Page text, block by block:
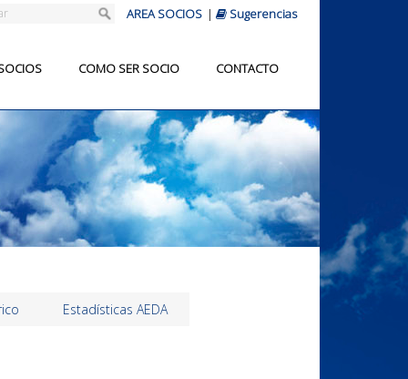
AREA SOCIOS | Sugerencias
COMO SER SOCIO CONTACTO
Estadísticas AEDA